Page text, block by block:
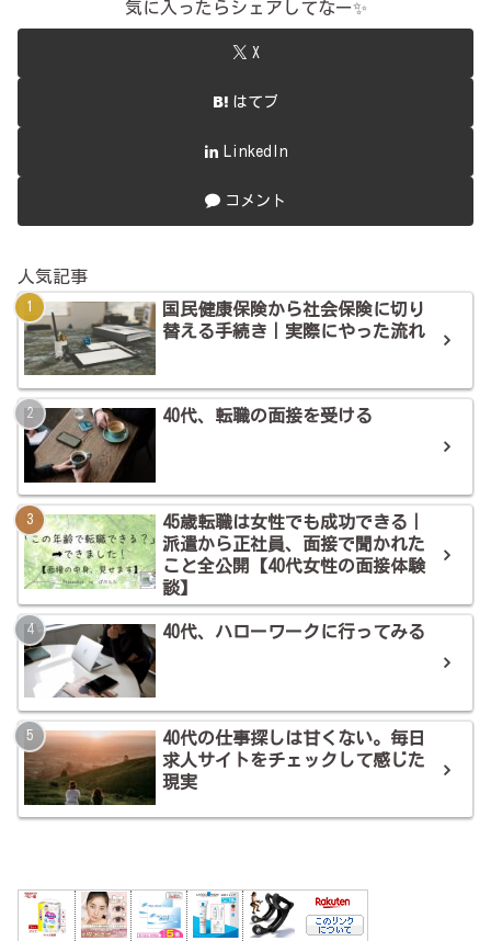
気に入ったらシェアしてなー✨
X
はてブ
LinkedIn
コメント
人気記事
国民健康保険から社会保険に切り
替える手続き｜実際にやった流れ
40代、転職の面接を受ける
45歳転職は女性でも成功できる｜
派遣から正社員、面接で聞かれた
こと全公開【40代女性の面接体験
談】
40代、ハローワークに行ってみる
40代の仕事探しは甘くない。毎日
求人サイトをチェックして感じた
現実